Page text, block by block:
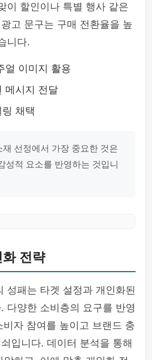
이 할인이나 특별 행사 같은
고 문구는 구매 전환율을 높
니다.
얼 이미지 활용
메시지 전달
채택
선정에서 가장 중요한 것은
성적 요소를 반영하는 것입니
전략
성패는 타겟 설정과 개인화된
다양한 소비층의 요구를 반영
비자 참여를 높이고 브랜드 충
입니다. 데이터 분석을 통해